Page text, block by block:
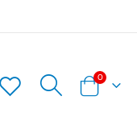
Warenkorb
0Artikel